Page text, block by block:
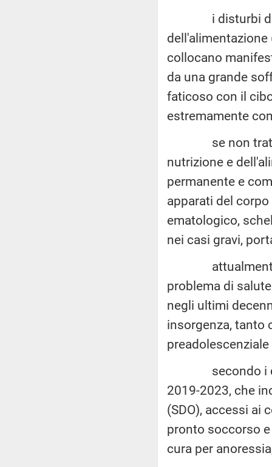
i disturbi del
collocano
da una grande
faticoso con il
estremamente
se non trattati
nutrizione e
permanente e
apparati del
ematologico,
nei casi gravi,
attualmente
problema di
negli ultimi
insorgenza, tanto
secondo i
2019-2023, che
(SDO), accessi ai
pronto soccorso
cura per